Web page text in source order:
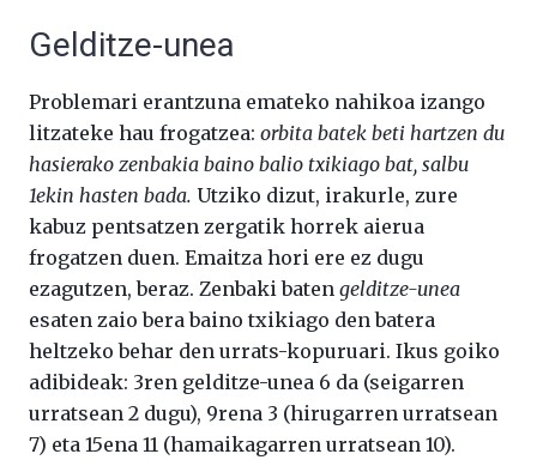
Gelditze-unea
Problemari erantzuna emateko nahikoa izango
litzateke hau frogatzea: orbita batek beti hartzen du
hasierako zenbakia baino balio txikiago bat, salbu
1ekin hasten bada. Utziko dizut, irakurle, zure
kabuz pentsatzen zergatik horrek aierua
frogatzen duen. Emaitza hori ere ez dugu
ezagutzen, beraz. Zenbaki baten gelditze-unea
esaten zaio bera baino txikiago den batera
heltzeko behar den urrats-kopuruari. Ikus goiko
adibideak: 3ren gelditze-unea 6 da (seigarren
urratsean 2 dugu), 9rena 3 (hirugarren urratsean
7) eta 15ena 11 (hamaikagarren urratsean 10).